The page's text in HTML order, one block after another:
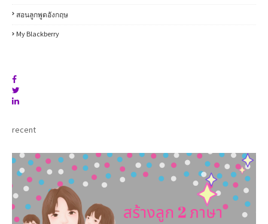
สอนลูกพูดอังกฤษ
My Blackberry
recent